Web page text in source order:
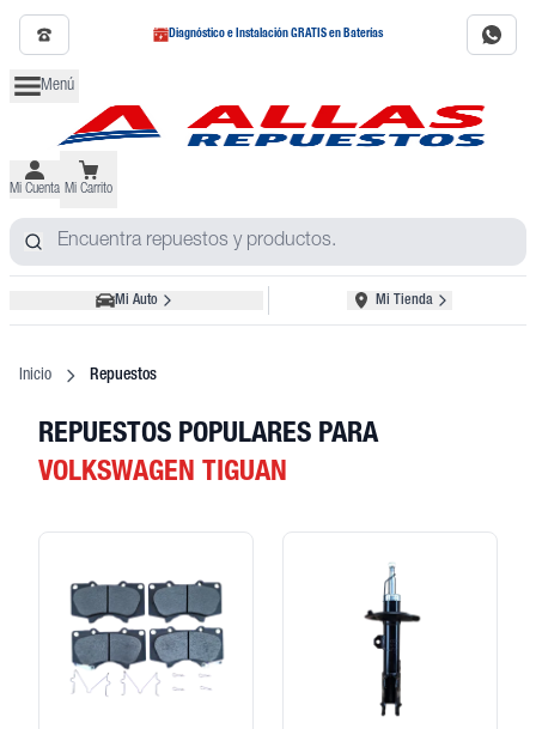
Diagnóstico e Instalación GRATIS en Baterías
Menú
Mi Cuenta Mi Carrito
Mi Auto Mi Tienda
Inicio Repuestos
REPUESTOS POPULARES PARA
VOLKSWAGEN TIGUAN